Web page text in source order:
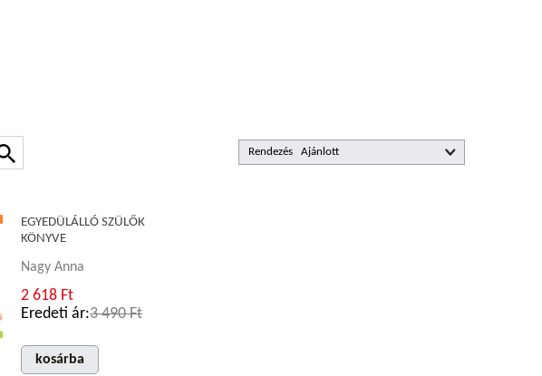
Rendezés
EGYEDÜLÁLLÓ SZÜLŐK
KÖNYVE
Nagy Anna
2 618 Ft
Eredeti ár:3 490 Ft
kosárba